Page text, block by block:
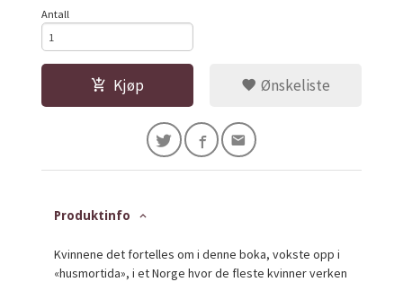
Antall
Kjøp Ønskeliste
Produktinfo
Kvinnene det fortelles om i denne boka, vokste opp i
«husmortida», i et Norge hvor de fleste kvinner verken